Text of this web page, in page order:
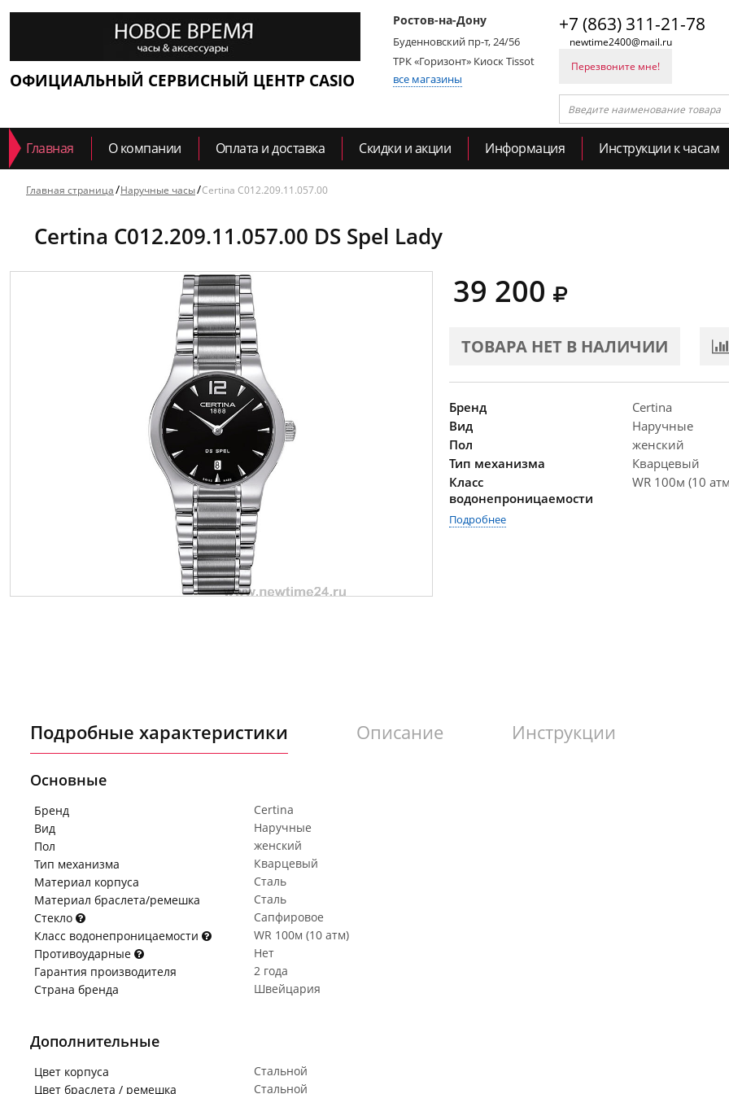
ОФИЦИАЛЬНЫЙ СЕРВИСНЫЙ ЦЕНТР CASIO
Ростов-на-Дону
Буденновский пр-т, 24/56
ТРК «Горизонт» Киоск Tissot
все магазины
+7 (863) 311-21-78
newtime2400@mail.ru
Перезвоните мне!
Главная О компании Оплата и доставка Скидки и акции Информация Инструкции к часам
Главная страница Наручные часы Certina C012.209.11.057.00
Certina C012.209.11.057.00 DS Spel Lady
39 200
ТОВАРА НЕТ В НАЛИЧИИ
Бренд
Certina
Вид
Наручные
Пол
женский
Тип механизма
Кварцевый
Класс
водонепроницаемости
WR 100м (10
Подробнее
Подробные характеристики Описание Инструкции
Основные
Бренд
Certina
Вид
Наручные
Пол
женский
Тип механизма
Кварцевый
Материал корпуса
Сталь
Материал браслета/ремешка
Сталь
Стекло
Сапфировое
Класс водонепроницаемости
WR 100м (10 атм)
Противоударные
Нет
Гарантия производителя
2 года
Страна бренда
Швейцария
Дополнительные
Цвет корпуса
Стальной
Цвет браслета / ремешка
Стальной